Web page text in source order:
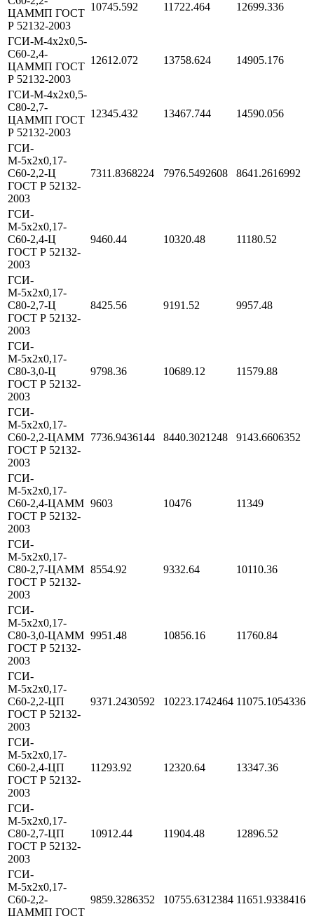
ЦАММП ГОСТ
Р 52132-2003
10745.592 11722.464 12699.336
ГСИ-М-4х2х0,5-
С60-2,4-
ЦАММП ГОСТ
Р 52132-2003
12612.072 13758.624 14905.176
ГСИ-М-4х2х0,5-
С80-2,7-
ЦАММП ГОСТ
Р 52132-2003
12345.432 13467.744 14590.056
ГСИ-
М-5х2х0,17-
С60-2,2-Ц
ГОСТ Р 52132-
2003
7311.8368224 7976.5492608 8641.2616992
ГСИ-
М-5х2х0,17-
С60-2,4-Ц
ГОСТ Р 52132-
2003
9460.44 10320.48 11180.52
ГСИ-
М-5х2х0,17-
С80-2,7-Ц
ГОСТ Р 52132-
2003
8425.56 9191.52 9957.48
ГСИ-
М-5х2х0,17-
С80-3,0-Ц
ГОСТ Р 52132-
2003
9798.36 10689.12 11579.88
ГСИ-
М-5х2х0,17-
С60-2,2-ЦАММ
ГОСТ Р 52132-
2003
7736.9436144 8440.3021248 9143.6606352
ГСИ-
М-5х2х0,17-
С60-2,4-ЦАММ
ГОСТ Р 52132-
2003
9603 10476 11349
ГСИ-
М-5х2х0,17-
С80-2,7-ЦАММ
ГОСТ Р 52132-
2003
8554.92 9332.64 10110.36
ГСИ-
М-5х2х0,17-
С80-3,0-ЦАММ
ГОСТ Р 52132-
2003
9951.48 10856.16 11760.84
ГСИ-
М-5х2х0,17-
С60-2,2-ЦП
ГОСТ Р 52132-
2003
9371.2430592 10223.1742464 11075.1054336
ГСИ-
М-5х2х0,17-
С60-2,4-ЦП
ГОСТ Р 52132-
2003
11293.92 12320.64 13347.36
ГСИ-
М-5х2х0,17-
С80-2,7-ЦП
ГОСТ Р 52132-
2003
10912.44 11904.48 12896.52
ГСИ-
М-5х2х0,17-
С60-2,2-
ЦАММП ГОСТ
9859.3286352 10755.6312384 11651.9338416